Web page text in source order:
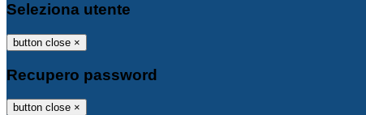
Seleziona utente
button close ×
Recupero password
button close ×